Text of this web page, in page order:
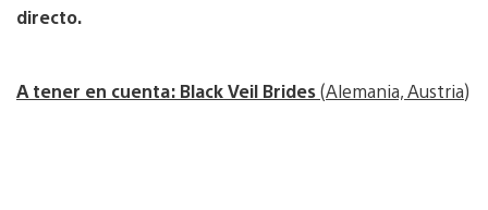
directo.
A tener en cuenta: Black Veil Brides(Alemania, Austria)